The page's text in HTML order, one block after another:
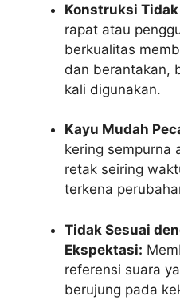
Konstruksi Tidak
rapat atau
berkualitas
dan berantakan,
kali digunakan.
Kayu Mudah
kering sempurna
retak seiring
terkena
Tidak Sesuai
Ekspektasi:
referensi suara
berujung pada